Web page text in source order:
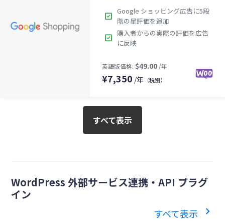
英語版価格:$99.00
check_box Google ショッピング広告に5段
階の星評価を追加
check_box 購入者からの実際の評価を広告
に反映
¥7,350 /年 （税別）
すべて表示
WordPress 外部サービス連携・API プラグ
イン
すべて表示 chevron_right